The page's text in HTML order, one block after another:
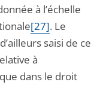
à l’échelle
[27]. Le
saisi de ce
à
dans le droit